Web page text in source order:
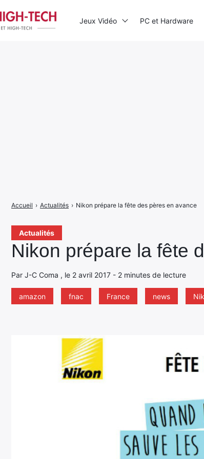
Actualités
Nikon prépare la fête
Par J-C Coma , le 2 avril 2017 - 2 minutes de lecture
amazon fnac France news
Accueil › Actualités › Nikon prépare la fête des pères en avance
Jeux Vidéo PC et Hardware